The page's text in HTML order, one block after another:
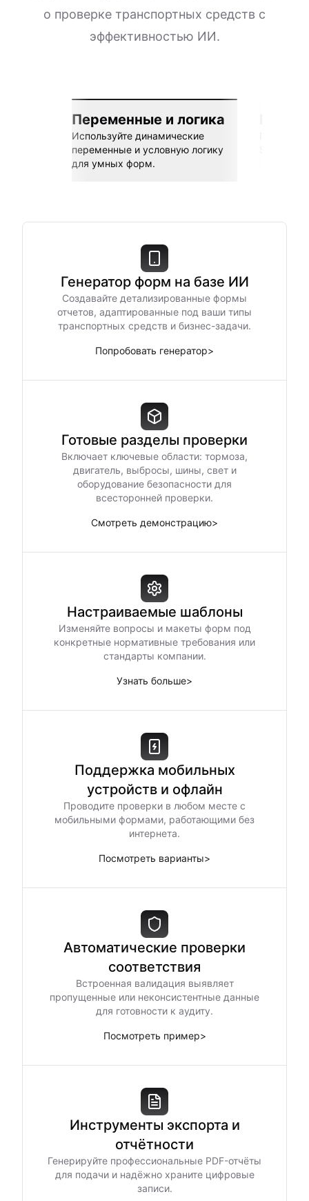
о проверке транспортных средств с
эффективностью ИИ.
Переменные и логика
Используйте динамические
переменные и условную логику
для умных форм.
Генератор форм на базе ИИ
Создавайте детализированные формы
отчетов, адаптированные под ваши типы
транспортных средств и бизнес-задачи.
Попробовать генератор>
Готовые разделы проверки
Включает ключевые области: тормоза,
двигатель, выбросы, шины, свет и
оборудование безопасности для
всесторонней проверки.
Смотреть демонстрацию>
Настраиваемые шаблоны
Изменяйте вопросы и макеты форм под
конкретные нормативные требования или
стандарты компании.
Узнать больше>
Поддержка мобильных
устройств и офлайн
Проводите проверки в любом месте с
мобильными формами, работающими без
интернета.
Посмотреть варианты>
Автоматические проверки
соответствия
Встроенная валидация выявляет
пропущенные или неконсистентные данные
для готовности к аудиту.
Посмотреть пример>
Инструменты экспорта и
отчётности
Генерируйте профессиональные PDF-отчёты
для подачи и надёжно храните цифровые
записи.